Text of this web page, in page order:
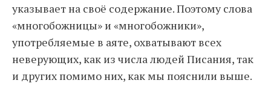
указывает на своё содержание. Поэтому слова
«многобожницы» и «многобожники»,
употребляемые в аяте, охватывают всех
неверующих, как из числа людей Писания, так
и других помимо них, как мы пояснили выше.